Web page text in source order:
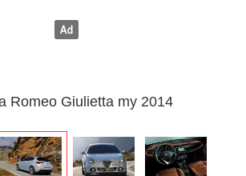
Romeo Giulietta my 2014